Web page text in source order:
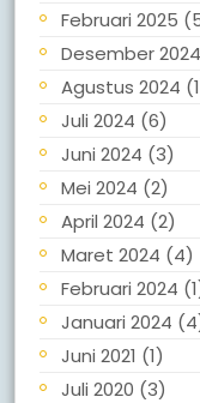
Februari 2025
Desember 2024
Agustus 2024
Juli 2024 (6)
Juni 2024 (3)
Mei 2024 (2)
April 2024 (2)
Maret 2024 (4)
Februari 2024
Januari 2024
Juni 2021 (1)
Juli 2020 (3)